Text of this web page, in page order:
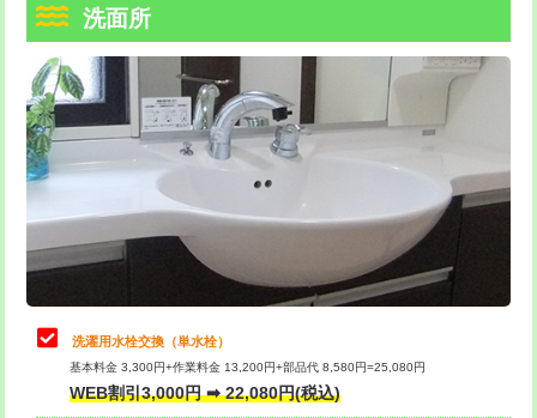
追加人工
廃棄・処分 現場見積
※給水管工事は20mmまでの価格です。
給水管工事※（土の掘削・埋め戻し作
業)
11,000円
給水管工事※（塩ビ管（VP・HI）使
用/3ｍまで)
33,000円
給水管工事※（塩ビ管（VP・HI）使
用（追加）/3ｍ超え)
給水管工事※（ライニング鋼管・銅
管・ポリ管・HT管使用/3ｍまで)
44,000円
給水管工事※（ライニング鋼管・銅
管・ポリ管・HT管使用/3ｍ超え)
排水管工事（土の掘削・埋め戻し作
トーラー機使用/3mまで
追加トーラー機使用/3m超え +3,300円
カメラ調査 33,000円
桝清掃
止水・漏水調査・防水処理・清掃・修
理・調整・分解・加工など（軽作業）
11,000円
止水・漏水調査・防水処理・清掃・修
理・調整・分解・加工など（中作業）
22,000円
止水・漏水調査・防水処理・清掃・修
理・調整・分解・加工など（重作業）
33,000円
洗面所
洗濯用水栓交換（単水栓）
基本料金 3,300円+作業料金 13,200円+部品代 8,580円=25,080円
WEB割引3,000円 ➡ 22,080円(税込)